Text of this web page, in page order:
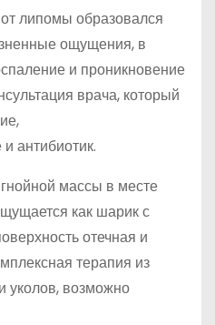
липомы образовался
ощущения, в
и проникновение
врача, который
антибиотик.
массы в месте
как шарик с
отечная и
терапия из
уколов, возможно